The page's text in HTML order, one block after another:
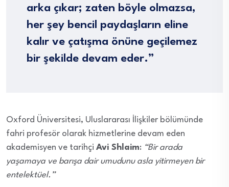
arka çıkar; zaten böyle olmazsa,
her şey bencil paydaşların eline
kalır ve çatışma önüne geçilemez
bir şekilde devam eder.”
Oxford Üniversitesi, Uluslararası İlişkiler bölümünde
fahri profesör olarak hizmetlerine devam eden
akademisyen ve tarihçi Avi Shlaim: “Bir arada
yaşamaya ve barışa dair umudunu asla yitirmeyen bir
entelektüel.”